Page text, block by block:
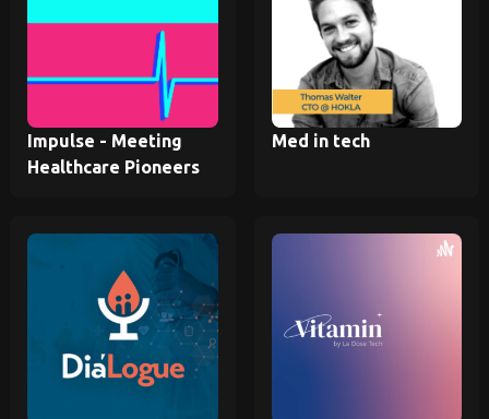
Impulse - Meeting
Healthcare Pioneers
Med in tech